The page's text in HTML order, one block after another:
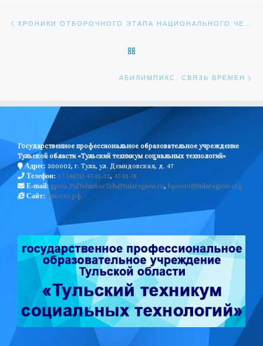
АБИЛИМПИКС. СВЯЗЬ ВРЕМЕН
Государственное профессиональное образовательное учреждение
Тульской области «Тульский техникум социальных технологий»
Адрес: 300002, г. Тула, ул. Демидовская, д. 47
Телефон: +7 (4872) 47-51-35, 47-51-78
E-mail: gpou.TulTehnSocTeh@tularegion.ru, bpooto@tularegion.org
Сайт: бпоото.рф